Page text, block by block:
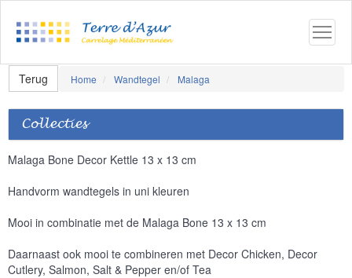
Terug Home Wandtegel Malaga
Collecties
Malaga Bone Decor Kettle 13 x 13 cm
Handvorm wandtegels in uni kleuren
Mooi in combinatie met de Malaga Bone 13 x 13 cm
Daarnaast ook mooi te combineren met Decor Chicken, Decor
Cutlery, Salmon, Salt & Pepper en/of Tea